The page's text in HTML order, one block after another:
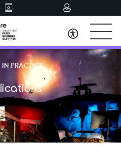
IN PRACTICE